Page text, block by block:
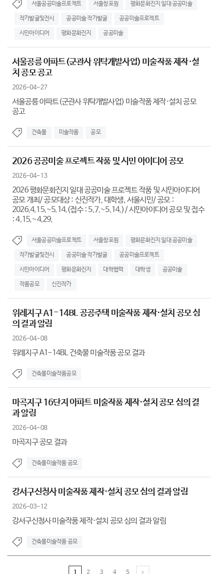
서울공공미술프로젝트 서울창포원 평화문화진지 일대 공공미술
작가발굴및전시 공공미술 작가발굴 공공미술프로젝트
시민아이디어 평화문화진지 공공미술
서울공릉 아파트(군관사 위탁개발사업) 미술작품 제작·설
치 공모 공고
2026-04-27
서울공릉 아파트(군관사 위탁개발사업) 미술작품 제작·설치 공모
공고
건축물 미술작품 공모
2026 공공미술 프로젝트 작품 및 시민 아이디어 공모
2026-04-13
2026 평화문화진지 일대 공공미술 프로젝트 작품 및 시민아이디어
공모 개최/ 공모대상 : 신진작가, 대학생, 서울시민/ 공모 :
2026.4.15.~5.14.(접수 : 5.7.~5.14.)/ 시민아이디어 공모 및 접수
: 4.15.~4.29.
서울공공미술프로젝트 서울창포원 평화문화진지 일대 공공미술
작가발굴및전시 공공미술 작가발굴 공공미술프로젝트
시민아이디어 평화문화진지 대학협력 대학생 공공미술
작품공모 신진작가
위례지구 A1-14BL 공공주택 미술작품 제작·설치 공모 심
의 결과 알림
2026-04-08
위례지구 A1-14BL 건축물 미술작품 공모 결과
건축물미술작품공모
마곡지구 16단지 아파트 미술작품 제작·설치 공모 심의 결
과 알림
2026-04-08
마곡지구 공모 결과
건축물미술작품 공모
강서구신청사 미술작품 제작·설치 공모 심의 결과 알림
2026-03-12
강서구신청사 미술작품 제작·설치 공모 심의 결과 알림
건축물미술작품 공모
1 2 3 4 5